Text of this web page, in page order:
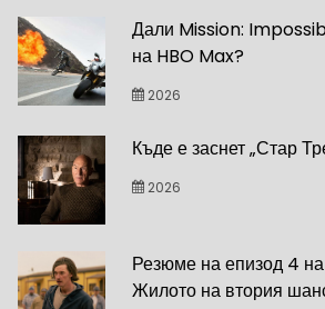
Дали Mission:
на HBO Max?
2026
Къде е заснет „Стар
2026
Резюме на епизод 4
Жилото на втория